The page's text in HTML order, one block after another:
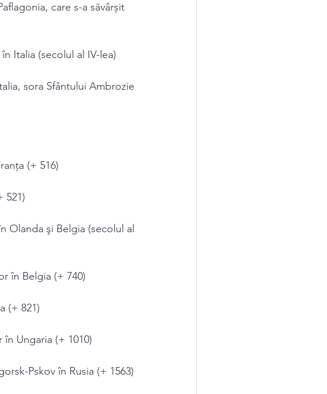
care s-a săvârșit
Italia (secolul al IV-lea)
sora Sfântului Ambrozie
(+ 516)
521)
Olanda şi Belgia (secolul al
în Belgia (+ 740)
(+ 821)
Ungaria (+ 1010)
Pskov în Rusia (+ 1563)